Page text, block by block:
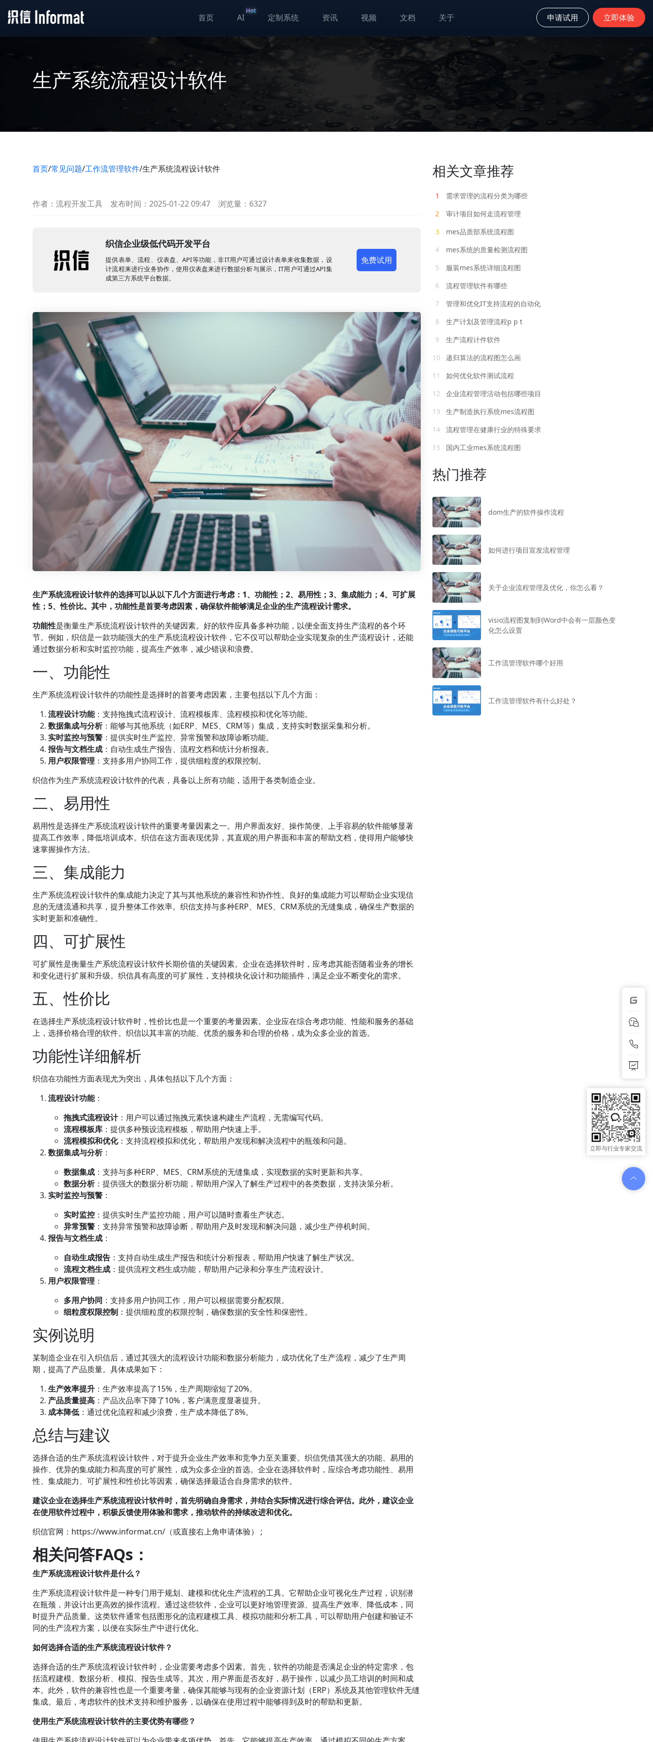
首页 AI
Hot
定制系统 资讯 视频 文档 关于 申请试用 立即体验
生产系统流程设计软件
首页/常见问题/工作流管理软件/生产系统流程设计软件
作者：流程开发工具 发布时间：2025-01-22 09:47 浏览量：6327
织信企业级低代码开发平台
提供表单、流程、仪表盘、API等功能，非IT用户可通过设计表单来收集数据，设
计流程来进行业务协作，使用仪表盘来进行数据分析与展示，IT用户可通过API集
成第三方系统平台数据。
免费试用
生产系统流程设计软件的选择可以从以下几个方面进行考虑：1、功能性；2、易用性；3、集成能力；4、可扩展
性；5、性价比。其中，功能性是首要考虑因素，确保软件能够满足企业的生产流程设计需求。
功能性是衡量生产系统流程设计软件的关键因素。好的软件应具备多种功能，以便全面支持生产流程的各个环
节。例如，织信是一款功能强大的生产系统流程设计软件，它不仅可以帮助企业实现复杂的生产流程设计，还能
通过数据分析和实时监控功能，提高生产效率，减少错误和浪费。
一、功能性
生产系统流程设计软件的功能性是选择时的首要考虑因素，主要包括以下几个方面：
流程设计功能：支持拖拽式流程设计、流程模板库、流程模拟和优化等功能。
数据集成与分析：能够与其他系统（如ERP、MES、 CRM等）集成，支持实时数据采集和分析。
实时监控与预警 ：提供实时生产监控、异常预警和故障诊断功能。
报告与文档生成 ：自动生成生产报告、流程文档和统计分析报表。
用户权限管理 ：支持多用户协同工作，提供细粒度的权限控制。
织信作为生产系统流程设计软件的代表，具备以上所有功能，适用于各类制造企业。
二、易用性
易用性是选择生产系统流程设计软件的重要考量因素之一。用户界面友好、操作简便、上手容易的软件能够显著
提高工作效率，降低培训成本。织信在这方面表现优异，其直观的用户界面和丰富的帮助文档，使得用户能够快
速掌握操作方法。
三、集成能力
生产系统流程设计软件的集成能力决定了其与其他系统的兼容性和协作性。良好的集成能力可以帮助企业实现信
息的无缝流通和共享，提升整体工作效率。织信支持与多种ERP、MES、CRM系统的无缝集成，确保生产数据的
实时更新和准确性。
四、可扩展性
可扩展性是衡量生产系统流程设计软件长期价值的关键因素。企业在选择软件时，应考虑其能否随着业务的增长
和变化进行扩展和升级。织信具有高度的可扩展性，支持模块化设计和功能插件，满足企业不断变化的需求。
五、性价比
在选择生产系统流程设计软件时，性价比也是一个重要的考量因素。企业应在综合考虑功能、性能和服务的基础
上，选择价格合理的软件。织信以其丰富的功能、优质的服务和合理的价格，成为众多企业的首选。
功能性详细解析
织信在功能性方面表现尤为突出，具体包括以下几个方面：
流程设计功能：
拖拽式流程设计：用户可以通过拖拽元素快速构建生产流程，无需编写代码。
流程模板库 ：提供多种预设流程模板，帮助用户快速上手。
流程模拟和优化：支持流程模拟和优化，帮助用户发现和解决流程中的瓶颈和问题。
数据集成与分析：
数据集成 ：支持与多种ERP、MES、CRM系统的无缝集成，实现数据的实时更新和共享。
数据分析：提供强大的数据分析功能，帮助用户深入了解生产过程中的各类数据，支持决策分析。
实时监控与预警 ：
实时监控 ：提供实时生产监控功能，用户可以随时查看生产状态。
异常预警 ：支持异常预警和故障诊断，帮助用户及时发现和解决问题，减少生产停机时间。
报告与文档生成 ：
自动生成报告 ：支持自动生成生产报告和统计分析报表，帮助用户快速了解生产状况。
流程文档生成 ：提供流程文档生成功能，帮助用户记录和分享生产流程设计。
用户权限管理 ：
多用户协同 ：支持多用户协同工作，用户可以根据需要分配权限。
细粒度权限控制 ：提供细粒度的权限控制，确保数据的安全性和保密性。
实例说明
某制造企业在引入织信后，通过其强大的流程设计功能和数据分析能力，成功优化了生产流程，减少了生产周
期，提高了产品质量。具体成果如下：
生产效率提升 ：生产效率提高了15%，生产周期缩短了20%。
产品质量提高 ：产品次品率下降了10%，客户满意度显著提升。
成本降低 ：通过优化流程和减少浪费，生产成本降低了8%。
总结与建议
选择合适的生产系统流程设计软件，对于提升企业生产效率和竞争力至关重要。织信凭借其强大的功能、易用的
操作、优异的集成能力和高度的可扩展性，成为众多企业的首选。企业在选择软件时，应综合考虑功能性、易用
性、集成能力、可扩展性和性价比等因素，确保选择最适合自身需求的软件。
建议企业在选择生产系统流程设计软件时，首先明确自身需求，并结合实际情况进行综合评估。此外，建议企业
在使用软件过程中，积极反馈使用体验和需求，推动软件的持续改进和优化。
织信官网： https://www.informat.cn/（或直接右上角申请体验） ;
相关问答FAQs：
生产系统流程设计软件是什么？
生产系统流程设计软件是一种专门用于规划、建模和优化生产流程的工具。它帮助企业可视化生产过程，识别潜
在瓶颈，并设计出更高效的操作流程。通过这些软件，企业可以更好地管理资源、提高生产效率、降低成本，同
时提升产品质量。这类软件通常包括图形化的流程建模工具、模拟功能和分析工具，可以帮助用户创建和验证不
同的生产流程方案，以便在实际生产中进行优化。
如何选择合适的生产系统流程设计软件？
选择合适的生产系统流程设计软件时，企业需要考虑多个因素。首先，软件的功能是否满足企业的特定需求，包
括流程建模、数据分析、模拟、报告生成等。其次，用户界面是否友好，易于操作，以减少员工培训的时间和成
本。此外，软件的兼容性也是一个重要考量，确保其能够与现有的企业资源计划（ERP）系统及其他管理软件无缝
集成。最后，考虑软件的技术支持和维护服务，以确保在使用过程中能够得到及时的帮助和更新。
使用生产系统流程设计软件的主要优势有哪些？
相关文章推荐
1
需求管理的流程分类为哪些
2
审计项目如何走流程管理
3
mes品质部系统流程图
4
mes系统的质量检测流程图
5
服装mes系统详细流程图
6
流程管理软件有哪些
7
管理和优化IT支持流程的自动化
8
生产计划及管理流程p p t
9
生产流程计件软件
10
递归算法的流程图怎么画
11
如何优化软件测试流程
12
企业流程管理活动包括哪些项目
13
生产制造执行系统mes流程图
14
流程管理在健康行业的特殊要求
15
国内工业mes系统流程图
热门推荐
dom生产的软件操作流程
如何进行项目宣发流程管理
关于企业流程管理及优化，你怎么看？
visio流程图复制到Word中会有一层颜色变
化怎么设置
工作流管理软件哪个好用
工作流管理软件有什么好处？
立即与行业专家交流